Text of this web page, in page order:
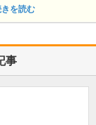
を読む
事